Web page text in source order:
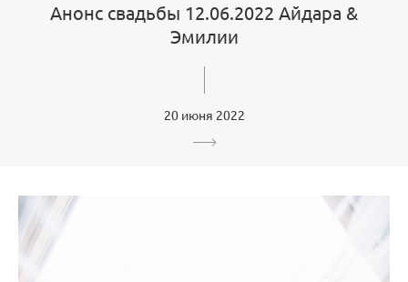
Анонс свадьбы 12.06.2022 Айдара &
Эмилии
20 июня 2022